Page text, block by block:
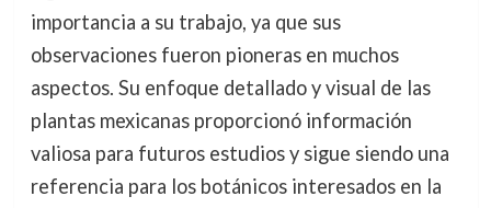
importancia a su trabajo, ya que sus
observaciones fueron pioneras en muchos
aspectos. Su enfoque detallado y visual de las
plantas mexicanas proporcionó información
valiosa para futuros estudios y sigue siendo una
referencia para los botánicos interesados en la